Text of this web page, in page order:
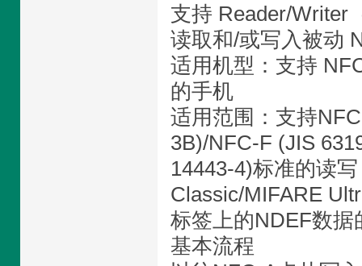
支持 Reader/Writer
读取和/或写入被动
适用机型：支持
的手机
适用范围：支持
3B)/NFC-F (JIS
14443-4)标准的读
Classic/MIFARE
标签上的NDEF数据
基本流程